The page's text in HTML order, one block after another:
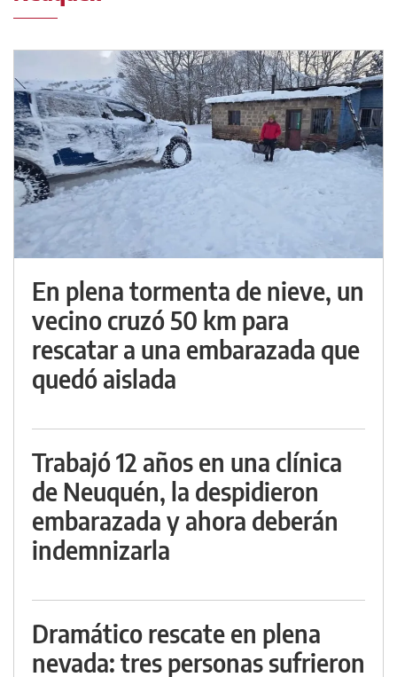
En plena tormenta de nieve, un
vecino cruzó 50 km para
rescatar a una embarazada que
quedó aislada
Trabajó 12 años en una clínica
de Neuquén, la despidieron
embarazada y ahora deberán
indemnizarla
Dramático rescate en plena
nevada: tres personas sufrieron